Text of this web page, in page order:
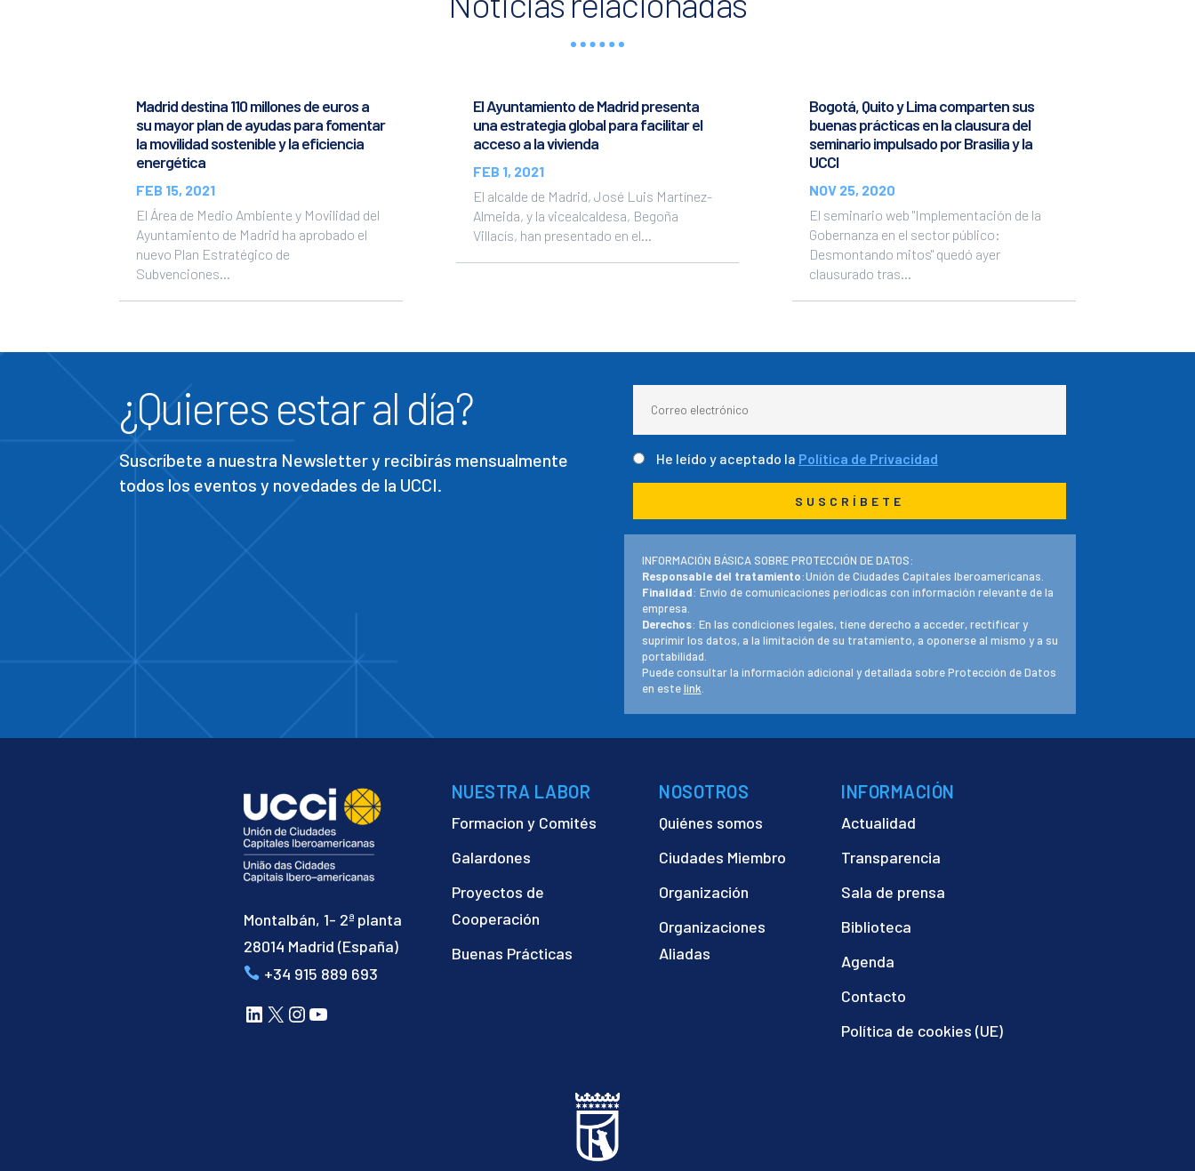
Madrid destina 110 millones de euros a
su mayor plan de ayudas para fomentar
la movilidad sostenible y la eficiencia
energética
FEB 15, 2021
El Área de Medio Ambiente y Movilidad del
Ayuntamiento de Madrid ha aprobado el
nuevo Plan Estratégico de
Subvenciones...
El Ayuntamiento de Madrid presenta
una estrategia global para facilitar el
acceso a la vivienda
FEB 1, 2021
El alcalde de Madrid, José Luis Martínez-
Almeida, y la vicealcaldesa, Begoña
Villacís, han presentado en el...
Bogotá, Quito y Lima comparten sus
buenas prácticas en la clausura del
seminario impulsado por Brasilia y la
UCCI
NOV 25, 2020
El seminario web "Implementación de la
Gobernanza en el sector público:
Desmontando mitos" quedó ayer
clausurado tras...
¿Quieres estar al día?
Suscríbete a nuestra Newsletter y recibirás mensualmente
todos los eventos y novedades de la UCCI.
He leído y aceptado la Política de Privacidad
INFORMACIÓN BÁSICA SOBRE PROTECCIÓN DE DATOS:
Responsable del tratamiento:Unión de Ciudades Capitales Iberoamericanas.
Finalidad: Envío de comunicaciones periodicas con información relevante de la
empresa.
Derechos: En las condiciones legales, tiene derecho a acceder, rectificar y
suprimir los datos, a la limitación de su tratamiento, a oponerse al mismo y a su
portabilidad.
Puede consultar la información adicional y detallada sobre Protección de Datos
en estelink
Montalbán, 1- 2ª planta
28014 Madrid (España)
+34 915 889 693
LinkedIn
X Instagram
YouTube
NUESTRA LABOR
Formacion y Comités
Galardones
Proyectos de
Cooperación
Buenas Prácticas
NOSOTROS
Quiénes somos
Ciudades Miembro
Organización
Organizaciones
Aliadas
INFORMACIÓN
Actualidad
Transparencia
Sala de prensa
Biblioteca
Agenda
Contacto
Política de cookies (UE)